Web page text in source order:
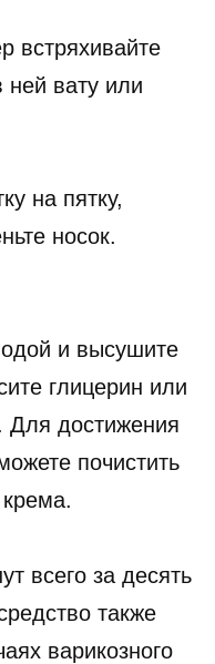
встряхивайте
ней вату или
на пятку,
носок.
и высушите
глицерин или
Для достижения
почистить
всего за десять
также
варикозного